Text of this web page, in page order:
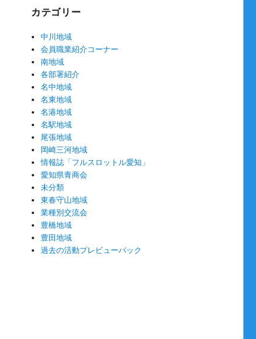
カテゴリー
中川地域
会員職業紹介コーナー
南地域
各部署紹介
名中地域
名東地域
名港地域
名駅地域
尾張地域
岡崎三河地域
情報誌「フルスロットル愛知」
愛知県青商会
未分類
東春守山地域
業種別交流会
豊橋地域
豊田地域
過去の活動プレビューバック